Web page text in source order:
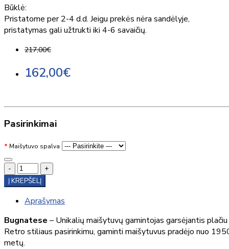
Būklė:
Pristatome per 2-4 d.d. Jeigu prekės nėra sandėlyje,
pristatymas gali užtrukti iki 4-6 savaičių.
217,00€
162,00€
Pasirinkimai
Maišytuvo spalva
-
+
Į KREPŠELĮ
Aprašymas
Bugnatese – Unikalių maišytuvų gamintojas garsėjantis plačiu
Retro stiliaus pasirinkimu, gaminti maišytuvus pradėjo nuo
metų.